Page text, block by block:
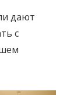
дают
с